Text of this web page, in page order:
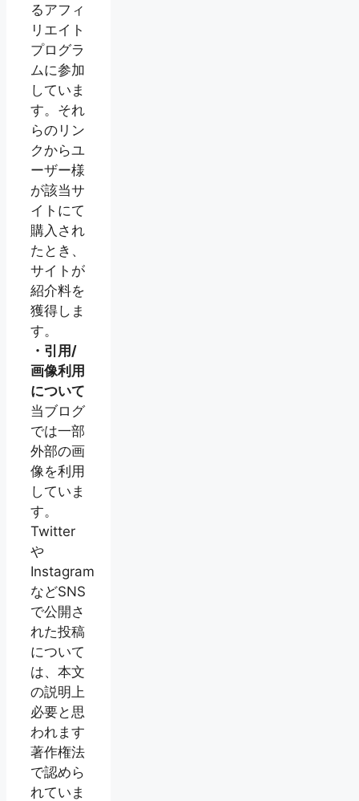
るアフィ
リエイト
プログラ
ムに参加
していま
す。それ
らのリン
クからユ
ーザー様
が該当サ
イトにて
購入され
たとき、
サイトが
紹介料を
獲得しま
す。
・引用/
画像利用
について
当ブログ
では一部
外部の画
像を利用
していま
す。
Twitter
や
Instagram
などSNS
で公開さ
れた投稿
について
は、本文
の説明上
必要と思
われます
著作権法
で認めら
れていま